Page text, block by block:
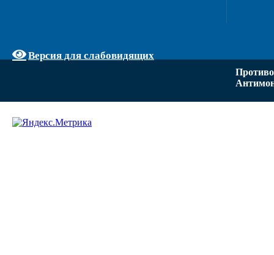
Версия для слабовидящих